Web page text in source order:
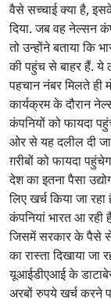
वैसे सच्चाई क्या है,
दिया. जब वह नेल्सन
तो उन्होंने बताया कि
की पहुंच से बाहर हैं. ये
पहचान नंबर मिलते ही
कार्यक्रम के दौरान
कंपनियों को फायदा
ओर से यह दलील दी जा
ग़रीबों को फायदा
देश का इतना पैसा
लिए खर्च किया जा
कंपनियां भारत आ रही
जिसमें सरकार के पैसे से
का रास्ता दिखाया
यूआईडीएआई के
अरबों रुपये खर्च करने